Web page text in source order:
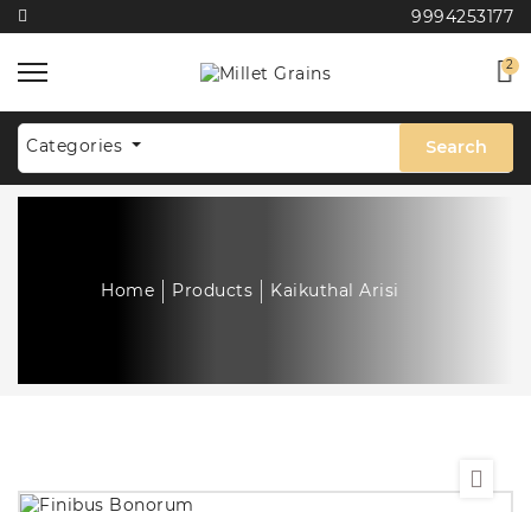
9994253177
2
Categories Search
Home Products Kaikuthal Arisi